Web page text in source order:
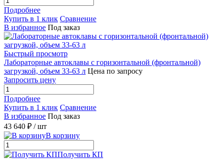
Подробнее
Купить в 1 клик Сравнение
В избранное Под заказ
Быстрый просмотр
Лабораторные автоклавы с горизонтальной (фронтальной)
загрузкой, объем 33-63 л Цена по запросу
Запросить цену
Подробнее
Купить в 1 клик Сравнение
В избранное Под заказ
43 640 ₽ / шт
В корзину
Получить КП